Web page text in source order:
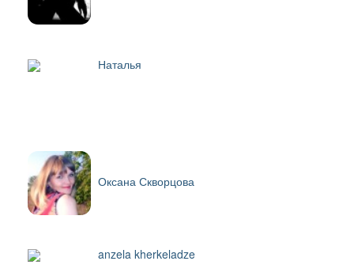
Наталья
Оксана Скворцова
anzela kherkeladze